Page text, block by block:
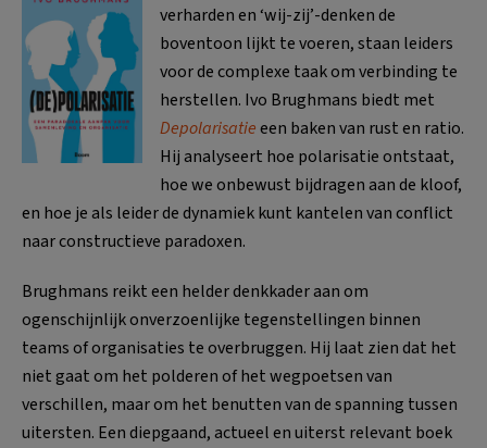
verharden en ‘wij-zij’-denken de
boventoon lijkt te voeren, staan leiders
voor de complexe taak om verbinding te
herstellen. Ivo Brughmans biedt met
Depolarisatieeen baken van rust en ratio.
Hij analyseert hoe polarisatie ontstaat,
hoe we onbewust bijdragen aan de kloof,
en hoe je als leider de dynamiek kunt kantelen van conflict
naar constructieve paradoxen.
Brughmans reikt een helder denkkader aan om
ogenschijnlijk onverzoenlijke tegenstellingen binnen
teams of organisaties te overbruggen. Hij laat zien dat het
niet gaat om het polderen of het wegpoetsen van
verschillen, maar om het benutten van de spanning tussen
uitersten. Een diepgaand, actueel en uiterst relevant boek